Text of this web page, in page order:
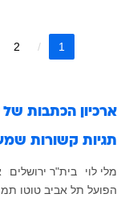
1
2
ארכיון הכתבות של
תגיות קשורות
מלי לוי בית"ר ירושלים
הפועל תל אביב טוטו